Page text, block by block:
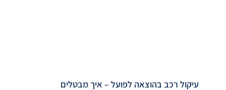
עיקול רכב בהוצאה לפועל – איך מבטלים